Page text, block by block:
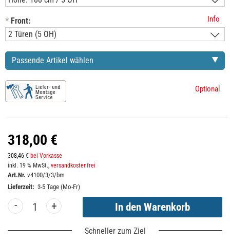
* Front: Info
Passende Artikel wählen
Optional
318,00 €
308,46 € bei Vorkasse
inkl. 19 % MwSt., versandkostenfrei
Art.Nr. v4100/3/3/bm
Lieferzeit: 3-5 Tage (Mo-Fr)
- +
Schneller zum Ziel